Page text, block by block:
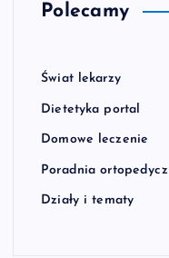
Polecamy
Świat lekarzy
Dietetyka portal
Domowe leczenie
Poradnia
Działy i tematy